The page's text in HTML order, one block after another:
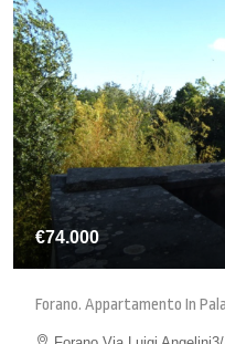
€74.000
Forano. Appartamento In